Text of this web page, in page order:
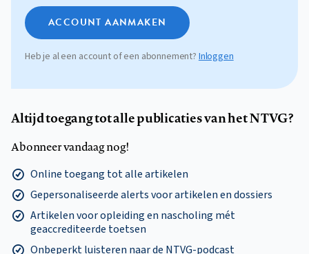
ACCOUNT AANMAKEN
Heb je al een account of een abonnement?Inloggen
Altijd toegang tot alle publicaties van het NTVG?
Abonneer vandaag nog!
Online toegang tot alle artikelen
Gepersonaliseerde alerts voor artikelen en dossiers
Artikelen voor opleiding en nascholing mét
geaccrediteerde toetsen
Onbeperkt luisteren naar de NTVG-podcast